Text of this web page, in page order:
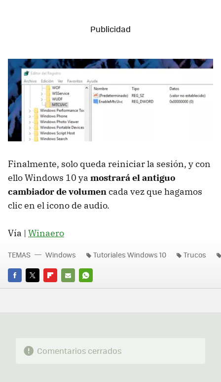
Finalmente, solo queda reiniciar la sesión, y con
ello Windows 10 ya mostrará el antiguo
cambiador de volumencada vez que hagamos
clic en el icono de audio.
Vía | Winaero
FACEBOOK
TWITTERFLIPBOARD
E-
WHATSAPP
TEMAS Windows Tutoriales Windows 10 Trucos
Comentarios cerrados